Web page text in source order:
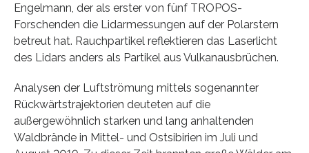
Engelmann, der als erster von fünf TROPOS-
Forschenden die Lidarmessungen auf der Polarstern
betreut hat. Rauchpartikel reflektieren das Laserlicht
des Lidars anders als Partikel aus Vulkanausbrüchen.
Analysen der Luftströmung mittels sogenannter
Rückwärtstrajektorien deuteten auf die
außergewöhnlich starken und lang anhaltenden
Waldbrände in Mittel- und Ostsibirien im Juli und